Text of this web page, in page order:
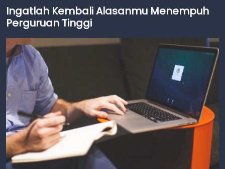
Ingatlah Kembali Alasanmu Menempuh
Perguruan Tinggi